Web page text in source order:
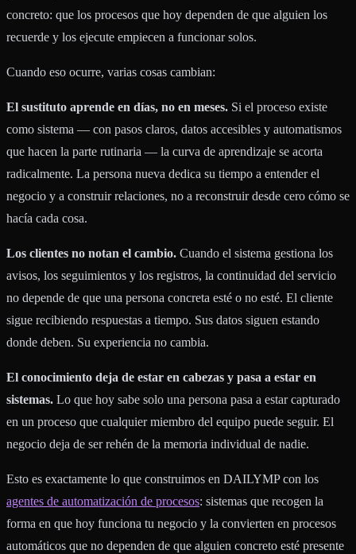
concreto: que los procesos que hoy dependen de que alguien los
recuerde y los ejecute empiecen a funcionar solos.
Cuando eso ocurre, varias cosas cambian:
El sustituto aprende en días, no en meses. Si el proceso existe
como sistema — con pasos claros, datos accesibles y automatismos
que hacen la parte rutinaria — la curva de aprendizaje se acorta
radicalmente. La persona nueva dedica su tiempo a entender el
negocio y a construir relaciones, no a reconstruir desde cero cómo se
hacía cada cosa.
Los clientes no notan el cambio. Cuando el sistema gestiona los
avisos, los seguimientos y los registros, la continuidad del servicio
no depende de que una persona concreta esté o no esté. El cliente
sigue recibiendo respuestas a tiempo. Sus datos siguen estando
donde deben. Su experiencia no cambia.
El conocimiento deja de estar en cabezas y pasa a estar en
sistemas. Lo que hoy sabe solo una persona pasa a estar capturado
en un proceso que cualquier miembro del equipo puede seguir. El
negocio deja de ser rehén de la memoria individual de nadie.
Esto es exactamente lo que construimos en DAILYMP con los
agentes de automatización de procesos: sistemas que recogen la
forma en que hoy funciona tu negocio y la convierten en procesos
automáticos que no dependen de que alguien concreto esté presente